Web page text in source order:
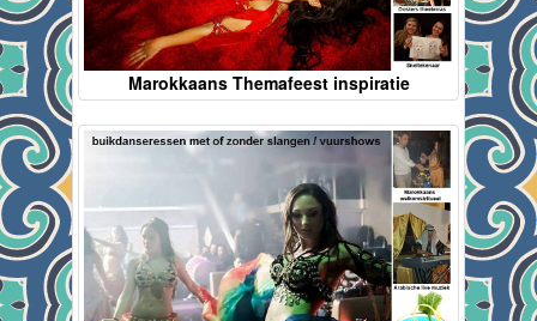
Marokkaans Themafeest inspiratie